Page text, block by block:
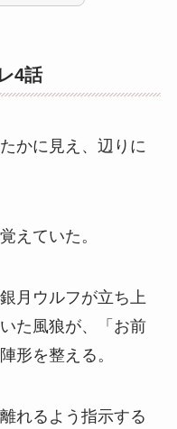
4話
かに見え、辺りに
えていた。
月ウルフが立ち上
た風狼が、「お前
形を整える。
れるよう指示する